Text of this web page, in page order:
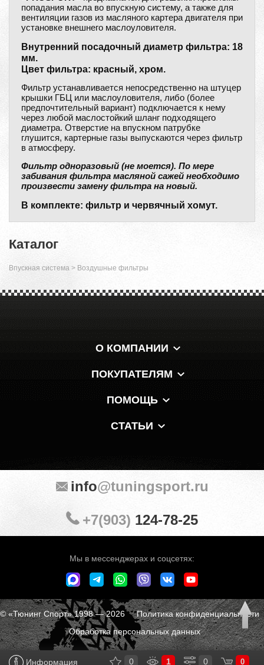
попадания масла во впускную систему, а также для
вентиляции газов из масляного картера двигателя при
установке внешнего маслоуловителя.
Внутренний посадочный диаметр фильтра: 18
мм.
Цвет фильтра: красный, хром.
Фильтр устанавливается непосредственно на штуцер
крышки ГБЦ или маслоуловителя, либо (более
предпочтительный вариант) подключается к нему
через любой маслостойкий шланг подходящего
диаметра. Отверстие на впускном патрубке
глушится, картерные газы выпускаются через фильтр
в атмосферу.
Фильтр одноразовый (не моется). По мере
забивания фильтра масляной сажей необходимо
произвести замену фильтра на новый.
В комплекте: фильтр и червячный хомут.
Каталог
Впускная система > Воздушные фильтры
О КОМПАНИИ
ПОКУПАТЕЛЯМ
ПОМОЩЬ
СТАТЬИ
Мы в мессенджерах и соцсетях:
info@tuningsport.ru
+7(903) 124-78-25
© «Тюнинг Спорт» 1998 — 2026Политика конфиденциальности
Обработка персональных данных
Информация 0
0
1
0